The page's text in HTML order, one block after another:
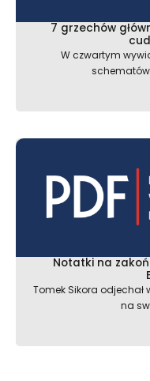
7 grzechów
W czwartym
Notatki na
Tomek Sikora
na